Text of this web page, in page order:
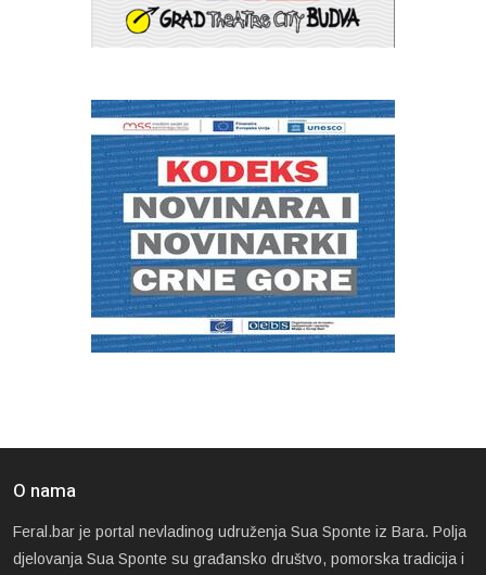
O nama
Feral.bar je portal nevladinog udruženja Sua Sponte iz Bara. Polja
djelovanja Sua Sponte su građansko društvo, pomorska tradicija i